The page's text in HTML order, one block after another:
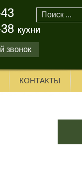
кухни
звонок
кухни
КОНТАКТЫ